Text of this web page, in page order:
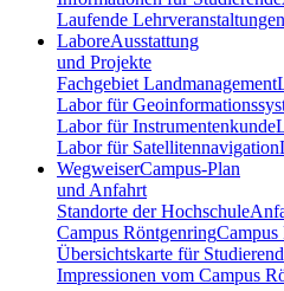
Laufende Lehrveranstaltungen
LaboreAusstattung
und Projekte
Fachgebiet Landmanagement
Labor für
Labor für Instrumentenkunde
Labor für Satellitennavigation
WegweiserCampus-Plan
und Anfahrt
Standorte der Hochschule
Campus Röntgenring
Übersichtskarte für
Impressionen vom Campus